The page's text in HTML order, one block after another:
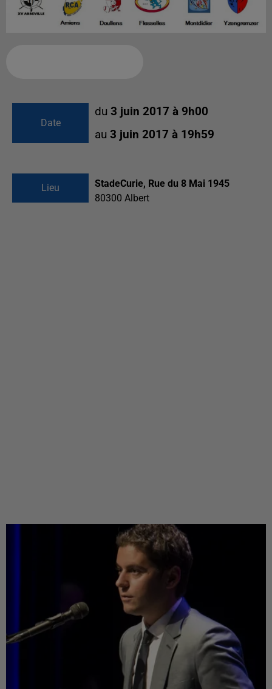
Date
du 3 juin 2017 à 9h00
au 3 juin 2017 à 19h59
Lieu
StadeCurie, Rue du 8 Mai 1945
80300 Albert